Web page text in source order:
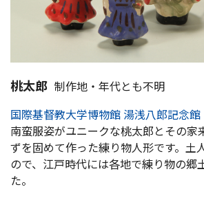
桃太郎 制作地・年代とも不明
国際基督教大学博物館 湯浅八郎記念館
南蛮服姿がユニークな桃太郎とその家
ずを固めて作った練り物人形です。土
ので、江戸時代には各地で練り物の郷
た。